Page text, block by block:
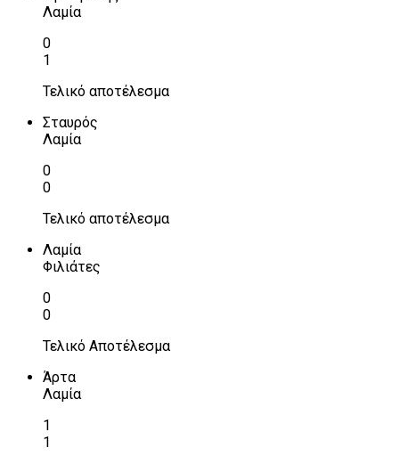
Λαμία
0
1
Τελικό αποτέλεσμα
Σταυρός
Λαμία
0
0
Τελικό αποτέλεσμα
Λαμία
Φιλιάτες
0
0
Τελικό Αποτέλεσμα
Άρτα
Λαμία
1
1